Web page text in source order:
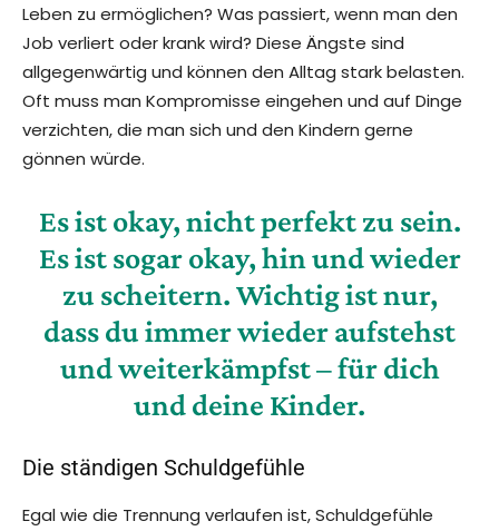
Leben zu ermöglichen? Was passiert, wenn man den
Job verliert oder krank wird? Diese Ängste sind
allgegenwärtig und können den Alltag stark belasten.
Oft muss man Kompromisse eingehen und auf Dinge
verzichten, die man sich und den Kindern gerne
gönnen würde.
Es ist okay, nicht perfekt zu sein.
Es ist sogar okay, hin und wieder
zu scheitern. Wichtig ist nur,
dass du immer wieder aufstehst
und weiterkämpfst – für dich
und deine Kinder.
Die ständigen Schuldgefühle
Egal wie die Trennung verlaufen ist, Schuldgefühle